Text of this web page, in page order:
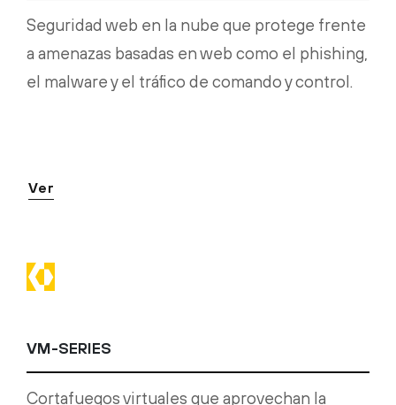
Seguridad web en la nube que protege frente
a amenazas basadas en web como el phishing,
el malware y el tráfico de comando y control.
Ver
VM-SERIES
Cortafuegos virtuales que aprovechan la